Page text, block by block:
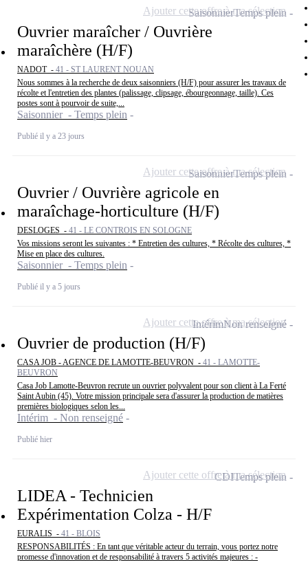
Ouvrier maraîcher / Ouvrière
maraîchère (H/F)
NADOT - 41 - ST LAURENT NOUAN
Nous sommes à la recherche de deux saisonniers (H/F) pour assurer les travaux de
récolte et l'entretien des plantes (palissage, clipsage, ébourgeonnage, taille). Ces
postes sont à pourvoir de suite,...
Saisonnier - Temps plein
Publié il y a 23 jours
SaisonnierTemps plein
Ajouter cette offre à ma sélection
Ouvrier / Ouvrière agricole en
maraîchage-horticulture (H/F)
DESLOGES - 41 - LE CONTROIS EN SOLOGNE
Vos missions seront les suivantes : * Entretien des cultures, * Récolte des cultures, *
Mise en place des cultures.
Saisonnier - Temps plein
Publié il y a 5 jours
SaisonnierTemps plein
Ajouter cette offre à ma sélection
Ouvrier de production (H/F)
CASA JOB - AGENCE DE LAMOTTE-BEUVRON - 41 - LAMOTTE-
BEUVRON
Casa Job Lamotte-Beuvron recrute un ouvrier polyvalent pour son client à La Ferté
Saint Aubin (45). Votre mission principale sera d'assurer la production de matières
premières biologiques selon les...
Intérim - Non renseigné
Publié hier
IntérimNon renseigné
Ajouter cette offre à ma sélection
LIDEA - Technicien
Expérimentation Colza - H/F
EURALIS - 41 - BLOIS
RESPONSABILITÉS : En tant que véritable acteur du terrain, vous portez notre
promesse d'innovation et de responsabilité à travers 5 activités majeures : -
CDITemps plein
Ajouter cette offre à ma sélection